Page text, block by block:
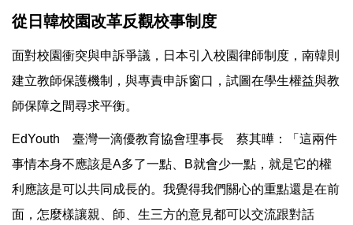
從日韓校園改革反觀校事制度
面對校園衝突與申訴爭議，日本引入校園律師制度，南韓則
建立教師保護機制，與專責申訴窗口，試圖在學生權益與教
師保障之間尋求平衡。
EdYouth 臺灣一滴優教育協會理事長 蔡其曄：「這兩件
事情本身不應該是A多了一點、B就會少一點，就是它的權
利應該是可以共同成長的。我覺得我們關心的重點還是在前
面，怎麼樣讓親、師、生三方的意見都可以交流跟對話